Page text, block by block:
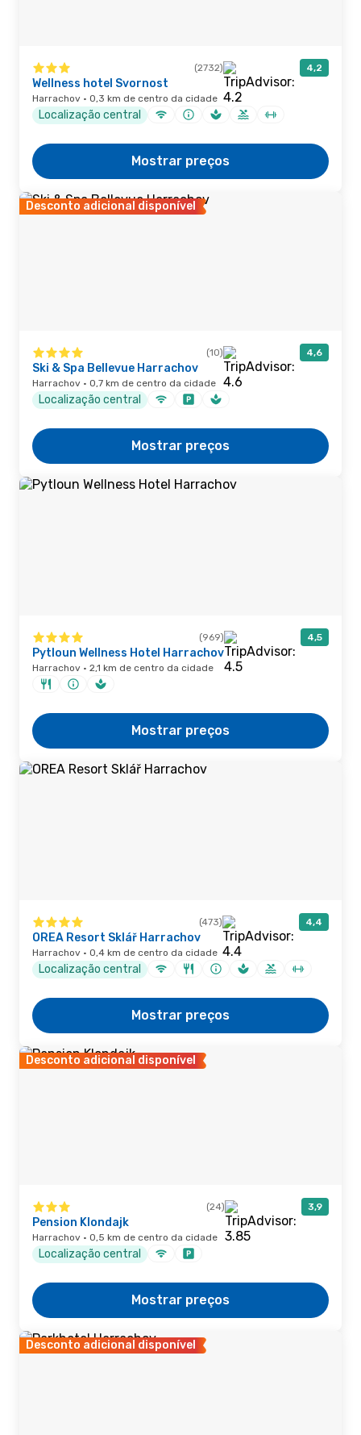
(2732) 4,2
Wellness hotel Svornost
Harrachov · 0,3 km de centro da cidade
Localização central
Mostrar preços
Desconto adicional disponível
(10) 4,6
Ski & Spa Bellevue Harrachov
Harrachov · 0,7 km de centro da cidade
Localização central
Mostrar preços
(969) 4,5
Pytloun Wellness Hotel Harrachov
Harrachov · 2,1 km de centro da cidade
Mostrar preços
(473) 4,4
OREA Resort Sklář Harrachov
Harrachov · 0,4 km de centro da cidade
Localização central
Mostrar preços
Desconto adicional disponível
(24) 3,9
Pension Klondajk
Harrachov · 0,5 km de centro da cidade
Localização central
Mostrar preços
Desconto adicional disponível